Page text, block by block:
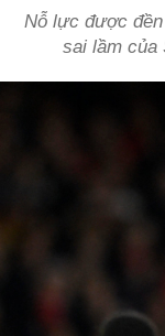
Nỗ lực được
sai lầm của